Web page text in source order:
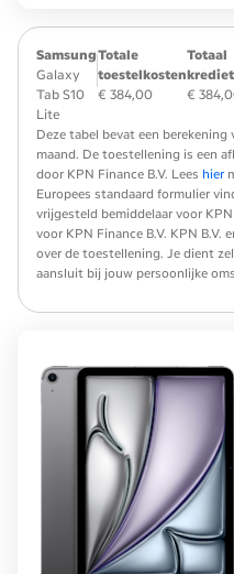
Samsung
Galaxy
Tab S10
Lite
Totale
toestelkosten
€ 384,00
Totaal
€
Deze tabel bevat een
maand. De toestellening is een
door KPN Finance B.V. Lees hier
Europees standaard formulier
vrijgesteld bemiddelaar voor
voor KPN Finance B.V. KPN B.V.
over de toestellening. Je dient
aansluit bij jouw persoonlijke